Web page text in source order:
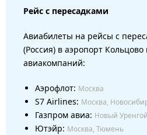
Рейс с пересадками
Авиабилеты на рейсы с
(Россия) в аэропорт
авиакомпаний:
Аэрофлот: Москва
S7 Airlines: Москва,
Газпром авиа: Новый Уренгой
Ютэйр: Москва, Тюмень